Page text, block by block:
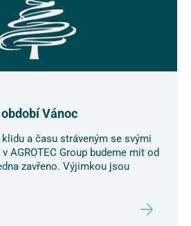
Vánoc
a času stráveným se svými
AGROTEC Group budeme mit od
zavřeno. Výjimkou jsou